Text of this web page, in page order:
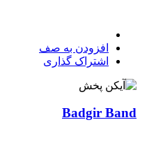
افزودن به صف
اشتراک گذاری
Badgir Band